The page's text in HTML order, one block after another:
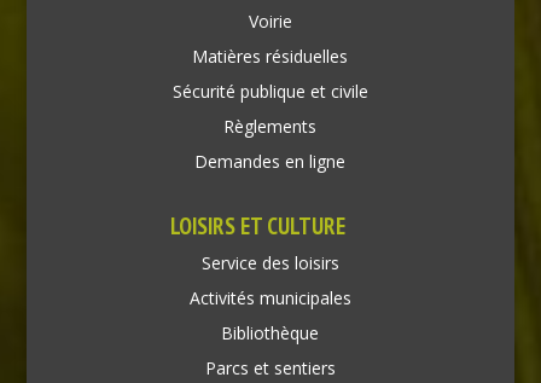
Voirie
Matières résiduelles
Sécurité publique et civile
Règlements
Demandes en ligne
LOISIRS ET CULTURE
Service des loisirs
Activités municipales
Bibliothèque
Parcs et sentiers